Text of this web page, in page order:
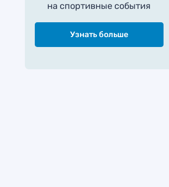
на спортивные события
Узнать больше